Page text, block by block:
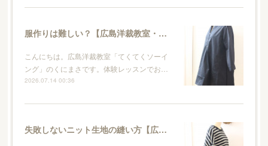
服作りは難しい？【広島洋裁教室・てくてくソーイング】
こんにちは。広島洋裁教室「てくてくソーイ
ング」のくにまさです。体験レッスンでお…
2026.07.14 00:36
失敗しないニット生地の縫い方【広島洋裁教室・てくてくソーイング】